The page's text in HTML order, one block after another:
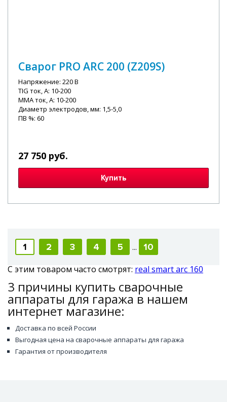
Сварог PRO ARC 200 (Z209S)
Напряжение: 220 В
TIG ток, А: 10-200
MMA ток, А: 10-200
Диаметр электродов, мм: 1,5-5,0
ПВ %: 60
27 750 руб.
Купить
1 2 3 4 5 ...
10
С этим товаром часто смотрят: real smart arc 160
3 причины купить сварочные
аппараты для гаража в нашем
интернет магазине:
Доставка по всей России
Выгодная цена на сварочные аппараты для гаража
Гарантия от производителя